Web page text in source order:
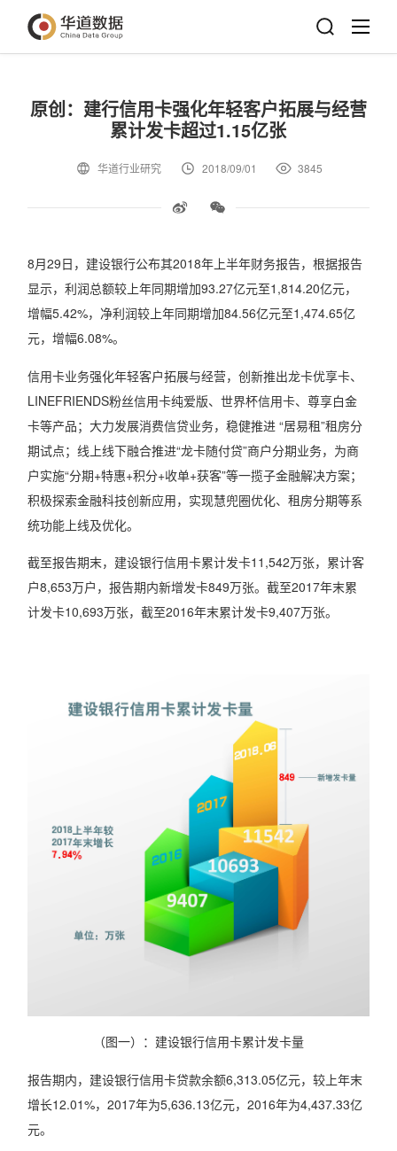
原创：建行信用卡强化年轻客户拓展与经营
累计发卡超过1.15亿张
华道行业研究 2018/09/01 3845
8月29日，建设银行公布其2018年上半年财务报告，根据报告
显示，利润总额较上年同期增加93.27亿元至1,814.20亿元，
增幅5.42%，净利润较上年同期增加84.56亿元至1,474.65亿
元，增幅6.08%。
信用卡业务强化年轻客户拓展与经营，创新推出龙卡优享卡、
LINEFRIENDS粉丝信用卡纯爱版、世界杯信用卡、尊享白金
卡等产品；大力发展消费信贷业务，稳健推进 “居易租”租房分
期试点；线上线下融合推进“龙卡随付贷”商户分期业务，为商
户实施“分期+特惠+积分+收单+获客”等一揽子金融解决方案；
积极探索金融科技创新应用，实现慧兜圈优化、租房分期等系
统功能上线及优化。
截至报告期末，建设银行信用卡累计发卡11,542万张，累计客
户8,653万户，报告期内新增发卡849万张。截至2017年末累
计发卡10,693万张，截至2016年末累计发卡9,407万张。
（图一）：建设银行信用卡累计发卡量
报告期内，建设银行信用卡贷款余额6,313.05亿元，较上年末
增长12.01%，2017年为5,636.13亿元，2016年为4,437.33亿
元。